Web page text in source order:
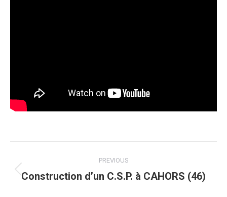
navigation
PREVIOUS
Previous
Construction d’un C.S.P. à CAHORS (46)